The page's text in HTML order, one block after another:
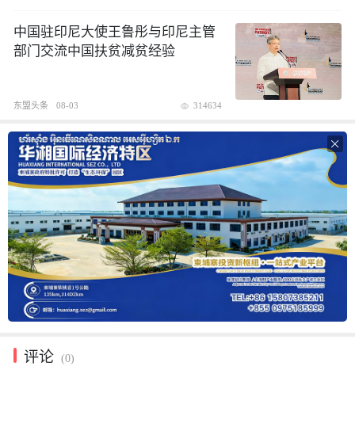
中国驻印尼大使王鲁彤与印尼主管
部门交流中国扶贫减贫经验
东盟头条 08-03 314634

评论 (0)